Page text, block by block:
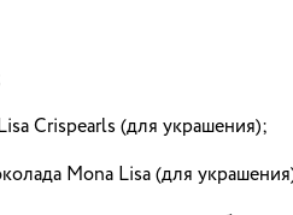
Crispearls (для украшения);
Mona Lisa (для